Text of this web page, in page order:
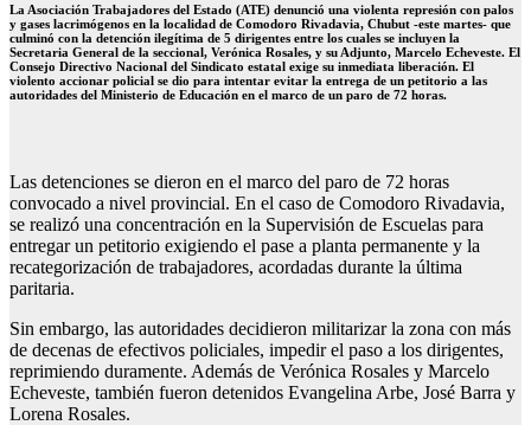
La Asociación Trabajadores del Estado (ATE) denunció una violenta represión con palos
y gases lacrimógenos en la localidad de Comodoro Rivadavia, Chubut -este martes- que
culminó con la detención ilegítima de 5 dirigentes entre los cuales se incluyen la
Secretaria General de la seccional, Verónica Rosales, y su Adjunto, Marcelo Echeveste. El
Consejo Directivo Nacional del Sindicato estatal exige su inmediata liberación. El
violento accionar policial se dio para intentar evitar la entrega de un petitorio a las
autoridades del Ministerio de Educación en el marco de un paro de 72 horas.
Las detenciones se dieron en el marco del paro de 72 horas
convocado a nivel provincial. En el caso de Comodoro Rivadavia,
se realizó una concentración en la Supervisión de Escuelas para
entregar un petitorio exigiendo el pase a planta permanente y la
recategorización de trabajadores, acordadas durante la última
paritaria.
Sin embargo, las autoridades decidieron militarizar la zona con más
de decenas de efectivos policiales, impedir el paso a los dirigentes,
reprimiendo duramente. Además de Verónica Rosales y Marcelo
Echeveste, también fueron detenidos Evangelina Arbe, José Barra y
Lorena Rosales.